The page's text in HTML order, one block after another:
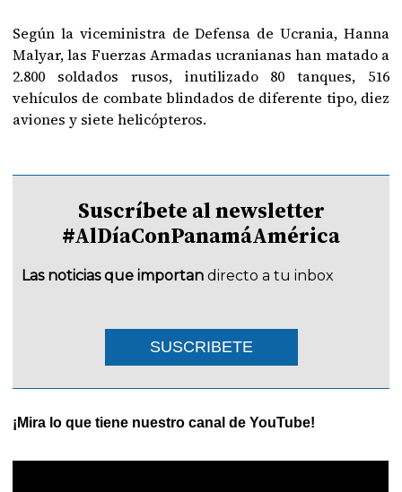
Según la viceministra de Defensa de Ucrania, Hanna
Malyar, las Fuerzas Armadas ucranianas han matado a
2.800 soldados rusos, inutilizado 80 tanques, 516
vehículos de combate blindados de diferente tipo, diez
aviones y siete helicópteros.
Suscríbete al newsletter
#AlDíaConPanamáAmérica
Las noticias que importan directo a tu inbox
SUSCRIBETE
¡Mira lo que tiene nuestro canal de YouTube!